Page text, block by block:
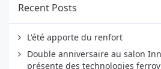
Recent Posts
L'été apporte du renfort
Double anniversaire au salon
présente des technologies